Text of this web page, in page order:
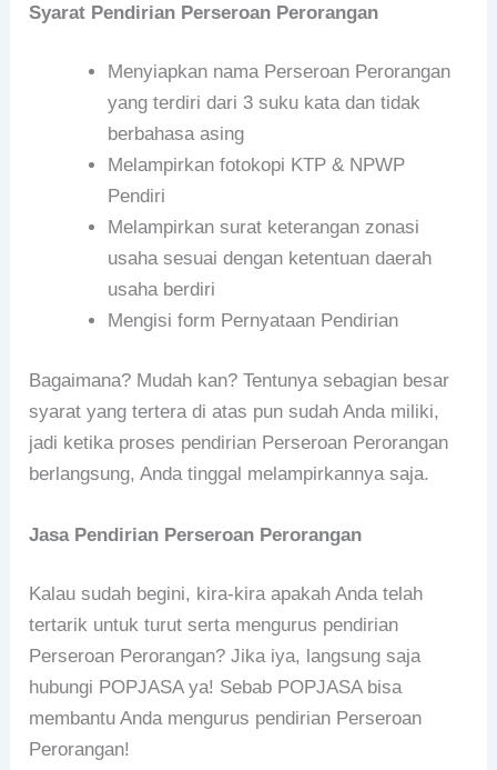
Syarat Pendirian Perseroan Perorangan
Menyiapkan nama Perseroan Perorangan
yang terdiri dari 3 suku kata dan tidak
berbahasa asing
Melampirkan fotokopi KTP & NPWP
Pendiri
Melampirkan surat keterangan zonasi
usaha sesuai dengan ketentuan daerah
usaha berdiri
Mengisi form Pernyataan Pendirian
Bagaimana? Mudah kan? Tentunya sebagian besar
syarat yang tertera di atas pun sudah Anda miliki,
jadi ketika proses pendirian Perseroan Perorangan
berlangsung, Anda tinggal melampirkannya saja.
Jasa Pendirian Perseroan Perorangan
Kalau sudah begini, kira-kira apakah Anda telah
tertarik untuk turut serta mengurus pendirian
Perseroan Perorangan? Jika iya, langsung saja
hubungi POPJASA ya! Sebab POPJASA bisa
membantu Anda mengurus pendirian Perseroan
Perorangan!